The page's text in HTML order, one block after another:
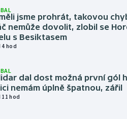
jsme prohrát, takovou
nemůže dovolit, zlobil se
s Besiktasem
4 hod
dal dost možná první gól
nemám úplně špatnou, zářil
11 hod